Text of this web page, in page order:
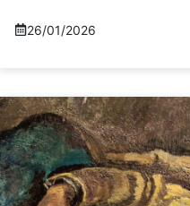
26/01/2026